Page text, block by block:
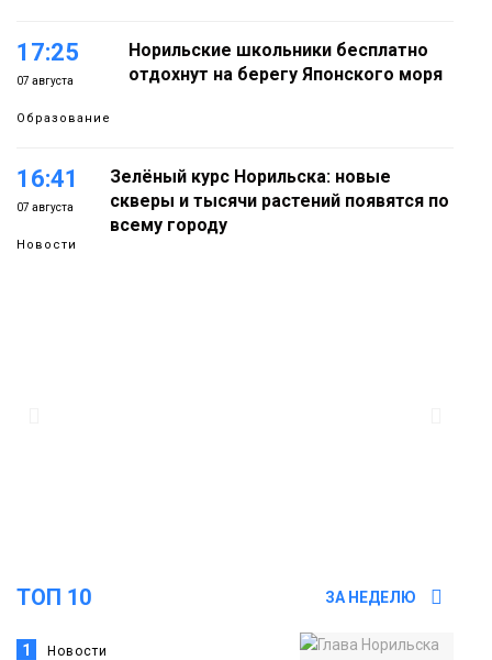
17:25
07 августа
Образование
Норильские школьники бесплатно
отдохнут на берегу Японского моря
16:41
07 августа
Новости
Зелёный курс Норильска: новые
скверы и тысячи растений появятся по
всему городу
07 августа
ТОП 10 ЗА НЕДЕЛЮ
1 Новости